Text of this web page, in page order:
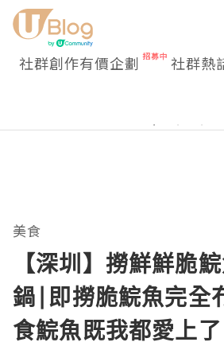
社群創作有價企劃 社群熱
美食
【深圳】撈鮮鮮脆
鍋|即撈脆鯇魚完全
食鯇魚既我都愛上